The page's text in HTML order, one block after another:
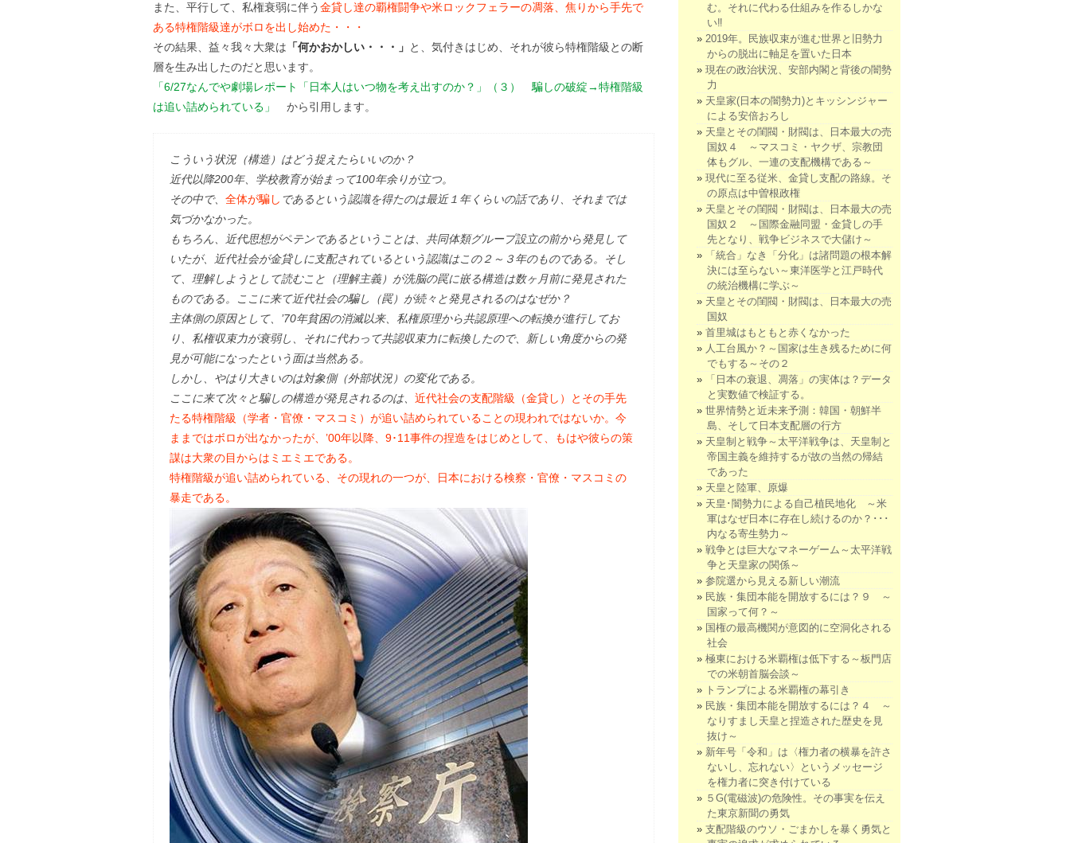
また、平行して、私権衰弱に伴う金貸し達の覇権闘争や米ロックフェラーの凋落、焦りから手先で
ある特権階級達がボロを出し始めた・・・
その結果、益々我々大衆は 「何かおかしい・・・」 と、気付きはじめ、それが彼ら特権階級との断
層を生み出したのだと思います。
「6/27なんでや劇場レポート「日本人はいつ物を考え出すのか？」（３） 騙しの破綻→特権階級
は追い詰められている」
から引用します。
こういう状況（構造）はどう捉えたらいいのか？
近代以降200年、学校教育が始まって100年余りが立つ。
その中で、 全体が騙し であるという認識を得たのは最近１年くらいの話であり、それまでは
気づかなかった。
もちろん、近代思想がペテンであるということは、共同体類グループ設立の前から発見して
いたが、近代社会が金貸しに支配されているという認識はこの２～３年のものである。そし
て、理解しようとして読むこと（理解主義）が洗脳の罠に嵌る構造は数ヶ月前に発見された
ものである。ここに来て近代社会の騙し（罠）が続々と発見されるのはなぜか？
主体側の原因として、’70年貧困の消滅以来、私権原理から共認原理への転換が進行してお
り、私権収束力が衰弱し、それに代わって共認収束力に転換したので、新しい角度からの発
見が可能になったという面は当然ある。
しかし、やはり大きいのは対象側（外部状況）の変化である。
ここに来て次々と騙しの構造が発見されるのは、 近代社会の支配階級（金貸し）とその手先
たる特権階級（学者・官僚・マスコミ）が追い詰められていることの現われではないか。今
ままではボロが出なかったが、’00年以降、9･11事件の捏造をはじめとして、もはや彼らの策
謀は大衆の目からはミエミエである。
特権階級が追い詰められている、その現れの一つが、日本における検察・官僚・マスコミの
暴走である。
む。それに代わる仕組みを作るしかな
い‼
2019年。民族収束が進む世界と旧勢力
からの脱出に軸足を置いた日本
現在の政治状況、安部内閣と背後の闇勢
力
天皇家(日本の闇勢力)とキッシンジャー
による安倍おろし
天皇とその閨閥・財閥は、日本最大の売
国奴４ ～マスコミ・ヤクザ、宗教団
体もグル、一連の支配機構である～
現代に至る従米、金貸し支配の路線。そ
の原点は中曽根政権
天皇とその閨閥・財閥は、日本最大の売
国奴２ ～国際金融同盟・金貸しの手
先となり、戦争ビジネスで大儲け～
「統合」なき「分化」は諸問題の根本解
決には至らない～東洋医学と江戸時代
の統治機構に学ぶ～
天皇とその閨閥・財閥は、日本最大の売
国奴
首里城はもともと赤くなかった
人工台風か？～国家は生き残るために何
でもする～その２
「日本の衰退、凋落」の実体は？データ
と実数値で検証する。
世界情勢と近未来予測：韓国・朝鮮半
島、そして日本支配層の行方
天皇制と戦争～太平洋戦争は、天皇制と
帝国主義を維持するが故の当然の帰結
であった
天皇と陸軍、原爆
天皇･闇勢力による自己植民地化 ～米
軍はなぜ日本に存在し続けるのか？･･･
内なる寄生勢力～
戦争とは巨大なマネーゲーム～太平洋戦
争と天皇家の関係～
参院選から見える新しい潮流
民族・集団本能を開放するには？９ ～
国家って何？～
国権の最高機関が意図的に空洞化される
社会
極東における米覇権は低下する～板門店
での米朝首脳会談～
トランプによる米覇権の幕引き
民族・集団本能を開放するには？４ ～
なりすまし天皇と捏造された歴史を見
抜け～
新年号「令和」は〈権力者の横暴を許さ
ないし、忘れない〉というメッセージ
を権力者に突き付けている
５G(電磁波)の危険性。その事実を伝え
た東京新聞の勇気
支配階級のウソ・ごまかしを暴く勇気と